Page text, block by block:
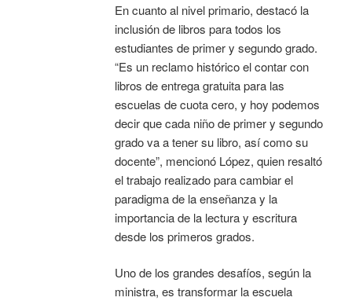
En cuanto al nivel primario, destacó la
inclusión de libros para todos los
estudiantes de primer y segundo grado.
“Es un reclamo histórico el contar con
libros de entrega gratuita para las
escuelas de cuota cero, y hoy podemos
decir que cada niño de primer y segundo
grado va a tener su libro, así como su
docente”, mencionó López, quien resaltó
el trabajo realizado para cambiar el
paradigma de la enseñanza y la
importancia de la lectura y escritura
desde los primeros grados.
Uno de los grandes desafíos, según la
ministra, es transformar la escuela